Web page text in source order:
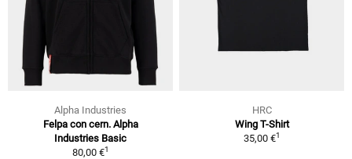
Alpha Industries
Felpa con cern. Alpha
Industries Basic
80,00 €1
HRC
Wing T-Shirt
35,00 €1